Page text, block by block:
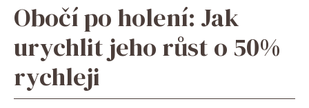
Obočí po holení: Jak
urychlit jeho růst o 50%
rychleji